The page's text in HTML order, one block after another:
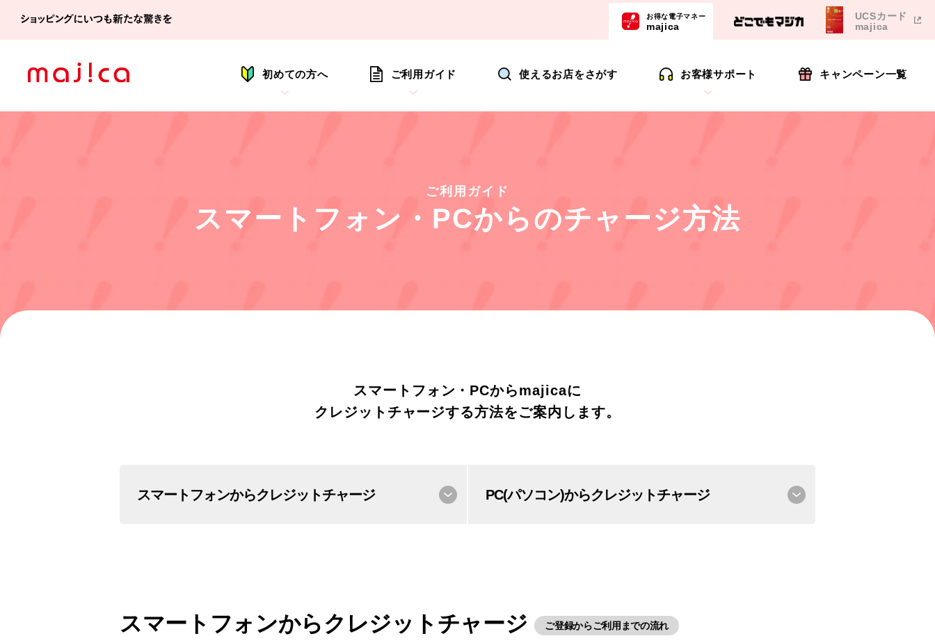
お得な電子マネー
majica
UCSカード
majica
初めての方へ ご利用ガイド 使えるお店をさがす お客様サポート キャンペーン一覧
ご利用ガイド
スマートフォン・ PCからのチャージ方法
スマートフォン・PCからmajicaに
クレジットチャージする方法をご案内します。
スマートフォンからクレジットチャージ PC(パソコン)からクレジットチャージ
スマートフォンからクレジットチャージ ご登録からご利用までの流れ